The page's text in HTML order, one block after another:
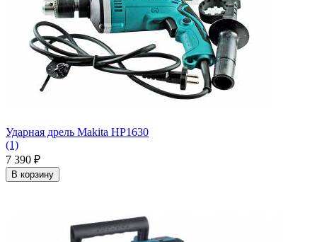
Ударная дрель Makita HP1630
(1)
7 390 ₽
В корзину